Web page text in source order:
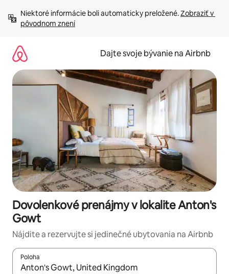
obsah.
Niektoré informácie boli automaticky preložené. Zobraziť v
pôvodnom znení
Dajte svoje bývanie na Airbnb
Dovolenkové prenájmy v lokalite Anton's
Gowt
Nájdite a rezervujte si jedinečné ubytovania na Airbnb
Poloha
Keď budú výsledky k dispozícii, môžete si ich prechádzať